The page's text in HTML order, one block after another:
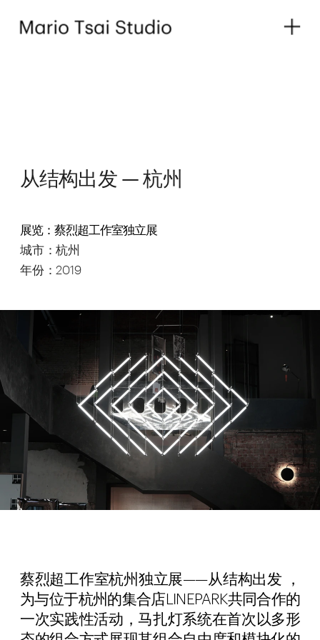
从结构出发 — 杭州
展览：蔡烈超工作室独立展
城市：杭州
年份：2019
蔡烈超工作室杭州独立展——从结构出发 ，
为与位于杭州的集合店LINEPARK共同合作的
一次实践性活动，马扎灯系统在首次以多形